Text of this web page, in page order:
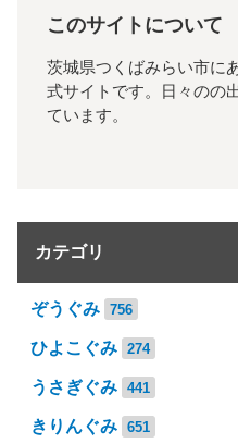
このサイトについて
茨城県つくばみらい市に
式サイトです。日々のの
ています。
カテゴリ
ぞうぐみ 756
ひよこぐみ 274
うさぎぐみ 441
きりんぐみ 651